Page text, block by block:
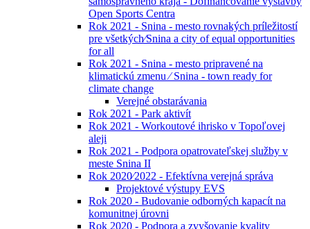
Open Sports Centra
Rok 2021 - Snina - mesto rovnakých príležitostí
pre všetkých⁄Snina a city of equal opportunities
for all
Rok 2021 - Snina - mesto pripravené na
klimatickú zmenu ⁄ Snina - town ready for
climate change
Verejné obstarávania
Rok 2021 - Park aktivít
Rok 2021 - Workoutové ihrisko v Topoľovej
aleji
Rok 2021 - Podpora opatrovateľskej služby v
meste Snina II
Rok 2020⁄2022 - Efektívna verejná správa
Projektové výstupy EVS
Rok 2020 - Budovanie odborných kapacít na
komunitnej úrovni
Rok 2020 - Podpora a zvyšovanie kvality